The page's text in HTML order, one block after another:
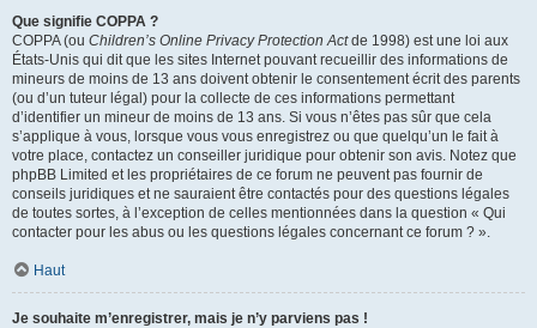
Que signifie COPPA ?
COPPA (ou Children’s Online Privacy Protection Actde 1998) est une loi aux
États-Unis qui dit que les sites Internet pouvant recueillir des informations de
mineurs de moins de 13 ans doivent obtenir le consentement écrit des parents
(ou d’un tuteur légal) pour la collecte de ces informations permettant
d’identifier un mineur de moins de 13 ans. Si vous n’êtes pas sûr que cela
s’applique à vous, lorsque vous vous enregistrez ou que quelqu’un le fait à
votre place, contactez un conseiller juridique pour obtenir son avis. Notez que
phpBB Limited et les propriétaires de ce forum ne peuvent pas fournir de
conseils juridiques et ne sauraient être contactés pour des questions légales
de toutes sortes, à l’exception de celles mentionnées dans la question « Qui
contacter pour les abus ou les questions légales concernant ce forum ? ».
Haut
Je souhaite m’enregistrer, mais je n’y parviens pas !